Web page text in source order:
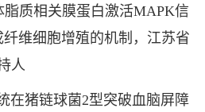
质相关膜蛋白激活MAPK信
维细胞增殖的机制，江苏省
人
猪链球菌2型突破血脑屏障